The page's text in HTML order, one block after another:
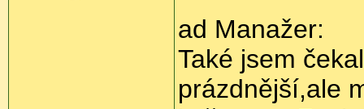
ad Manažer:
Také jsem
prázdnější,ale